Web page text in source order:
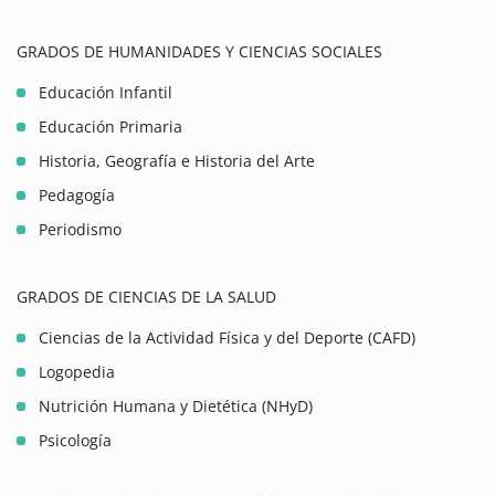
GRADOS DE HUMANIDADES Y CIENCIAS SOCIALES
Educación Infantil
Educación Primaria
Historia, Geografía e Historia del Arte
Pedagogía
Periodismo
GRADOS DE CIENCIAS DE LA SALUD
Ciencias de la Actividad Física y del Deporte (CAFD)
Logopedia
Nutrición Humana y Dietética (NHyD)
Psicología